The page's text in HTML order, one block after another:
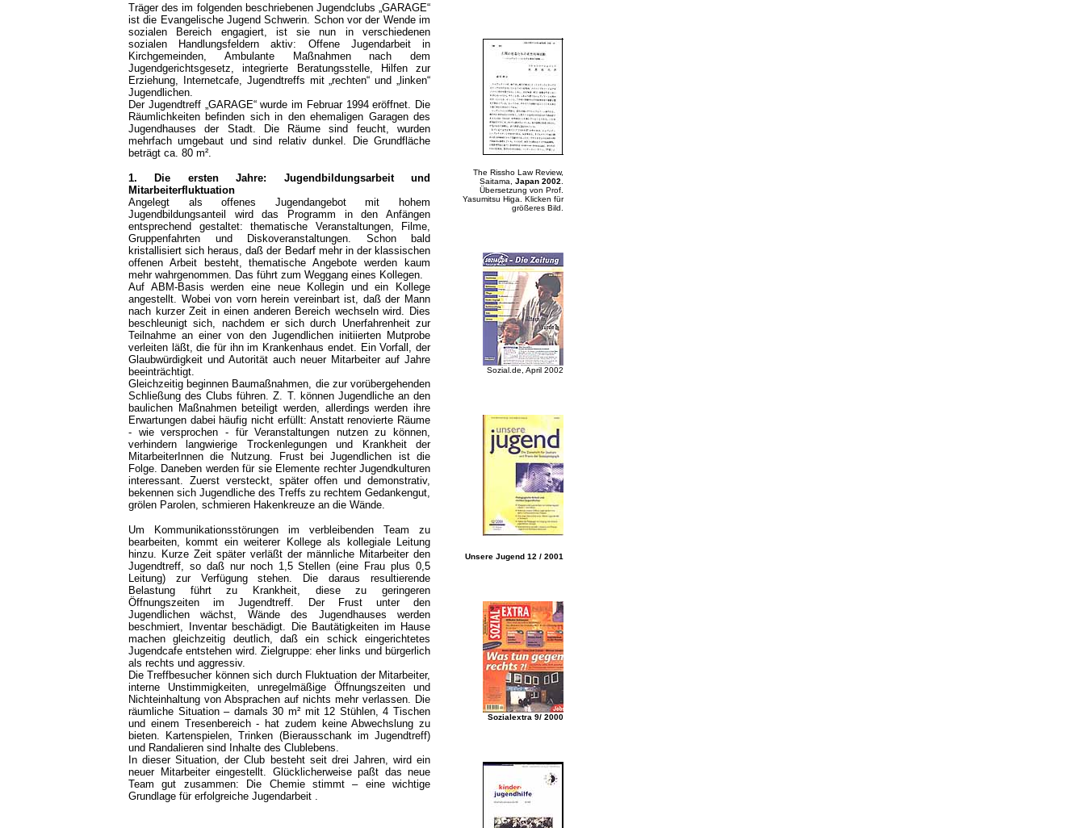
Träger des im folgenden beschriebenen Jugendclubs „GARAGE“
ist die Evangelische Jugend Schwerin. Schon vor der Wende im
sozialen Bereich engagiert, ist sie nun in verschiedenen
sozialen Handlungsfeldern aktiv: Offene Jugendarbeit in
Kirchgemeinden, Ambulante Maßnahmen nach dem
Jugendgerichtsgesetz, integrierte Beratungsstelle, Hilfen zur
Erziehung, Internetcafe, Jugendtreffs mit „rechten“ und „linken“
Jugendlichen.
Der Jugendtreff „GARAGE“ wurde im Februar 1994 eröffnet. Die
Räumlichkeiten befinden sich in den ehemaligen Garagen des
Jugendhauses der Stadt. Die Räume sind feucht, wurden
mehrfach umgebaut und sind relativ dunkel. Die Grundfläche
beträgt ca. 80 m².
1. Die ersten Jahre: Jugendbildungsarbeit und
Mitarbeiterfluktuation
Angelegt als offenes Jugendangebot mit hohem
Jugendbildungsanteil wird das Programm in den Anfängen
entsprechend gestaltet: thematische Veranstaltungen, Filme,
Gruppenfahrten und Diskoveranstaltungen. Schon bald
kristallisiert sich heraus, daß der Bedarf mehr in der klassischen
offenen Arbeit besteht, thematische Angebote werden kaum
mehr wahrgenommen. Das führt zum Weggang eines Kollegen.
Auf ABM-Basis werden eine neue Kollegin und ein Kollege
angestellt. Wobei von vorn herein vereinbart ist, daß der Mann
nach kurzer Zeit in einen anderen Bereich wechseln wird. Dies
beschleunigt sich, nachdem er sich durch Unerfahrenheit zur
Teilnahme an einer von den Jugendlichen initiierten Mutprobe
verleiten läßt, die für ihn im Krankenhaus endet. Ein Vorfall, der
Glaubwürdigkeit und Autorität auch neuer Mitarbeiter auf Jahre
beeinträchtigt.
Gleichzeitig beginnen Baumaßnahmen, die zur vorübergehenden
Schließung des Clubs führen. Z. T. können Jugendliche an den
baulichen Maßnahmen beteiligt werden, allerdings werden ihre
Erwartungen dabei häufig nicht erfüllt: Anstatt renovierte Räume
- wie versprochen - für Veranstaltungen nutzen zu können,
verhindern langwierige Trockenlegungen und Krankheit der
MitarbeiterInnen die Nutzung. Frust bei Jugendlichen ist die
Folge. Daneben werden für sie Elemente rechter Jugendkulturen
interessant. Zuerst versteckt, später offen und demonstrativ,
bekennen sich Jugendliche des Treffs zu rechtem Gedankengut,
grölen Parolen, schmieren Hakenkreuze an die Wände.
Um Kommunikationsstörungen im verbleibenden Team zu
bearbeiten, kommt ein weiterer Kollege als kollegiale Leitung
hinzu. Kurze Zeit später verläßt der männliche Mitarbeiter den
Jugendtreff, so daß nur noch 1,5 Stellen (eine Frau plus 0,5
Leitung) zur Verfügung stehen. Die daraus resultierende
Belastung führt zu Krankheit, diese zu geringeren
Öffnungszeiten im Jugendtreff. Der Frust unter den
Jugendlichen wächst, Wände des Jugendhauses werden
beschmiert, Inventar beschädigt. Die Bautätigkeiten im Hause
machen gleichzeitig deutlich, daß ein schick eingerichtetes
Jugendcafe entstehen wird. Zielgruppe: eher links und bürgerlich
als rechts und aggressiv.
Die Treffbesucher können sich durch Fluktuation der Mitarbeiter,
interne Unstimmigkeiten, unregelmäßige Öffnungszeiten und
Nichteinhaltung von Absprachen auf nichts mehr verlassen. Die
räumliche Situation – damals 30 m² mit 12 Stühlen, 4 Tischen
und einem Tresenbereich - hat zudem keine Abwechslung zu
bieten. Kartenspielen, Trinken (Bierausschank im Jugendtreff)
und Randalieren sind Inhalte des Clublebens.
In dieser Situation, der Club besteht seit drei Jahren, wird ein
neuer Mitarbeiter eingestellt. Glücklicherweise paßt das neue
Team gut zusammen: Die Chemie stimmt – eine wichtige
Grundlage für erfolgreiche Jugendarbeit .
The Rissho Law Review,
Saitama, Japan 2002
Übersetzung von Prof.
Yasumitsu Higa. Klicken für
größeres Bild
Sozial.de, April 2002
Unsere Jugend 12 / 2001
Sozialextra 9/ 2000